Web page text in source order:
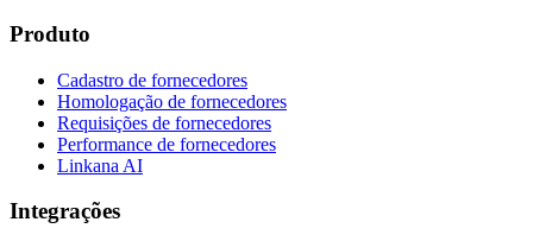
Produto
Cadastro de fornecedores
Homologação de fornecedores
Requisições de fornecedores
Performance de fornecedores
Linkana AI
Integrações